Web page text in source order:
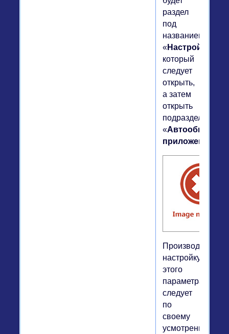
раздел
под
названием
«Настройки
который
следует
открыть,
а затем
открыть
подраздел
«
приложений
Производить
настройку
этого
параметра
следует
по
своему
усмотрению,